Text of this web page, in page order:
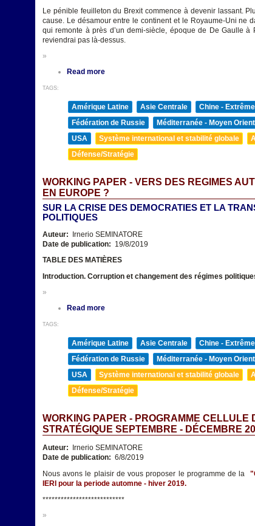
Le pénible feuilleton du Brexit commence à devenir lassant.
cause. Le désamour entre le continent et le Royaume-Uni ne
qui remonte à près d’un demi-siècle, époque de De Gaulle
reviendrai pas là-dessus.
»
Read more
TAGS:
Amérique Latine Asie Centrale Chine -
Fédération de Russie
Méditerranée - Moyen Orient
USA
Système international et stabilité globale
Défense/Stratégie
WORKING PAPER - VERS DES REGIMES
EN EUROPE ?
SUR LA CRISE DES DEMOCRATIES ET LA
POLITIQUES
Auteur: Irnerio SEMINATORE
Date de publication: 19/8/2019
TABLE DES MATIÈRES
Introduction. Corruption et changement des régimes
»
Read more
TAGS:
Amérique Latine Asie Centrale Chine -
Fédération de Russie
Méditerranée - Moyen Orient
USA
Système international et stabilité globale
Défense/Stratégie
WORKING PAPER - PROGRAMME CELLULE
STRATÉGIQUE SEPTEMBRE - DÉCEMBRE
Auteur:
Irnerio SEMINATORE
Date de publication: 6/8/2019
Nous avons le plaisir de vous proposer le programme de la
IERI pour la periode automne - hiver 2019.
***************************
»